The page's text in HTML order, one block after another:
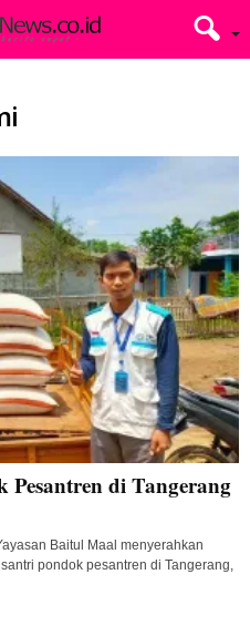
di Tangerang
Baitul Maal menyerahkan
pondok pesantren di Tangerang,